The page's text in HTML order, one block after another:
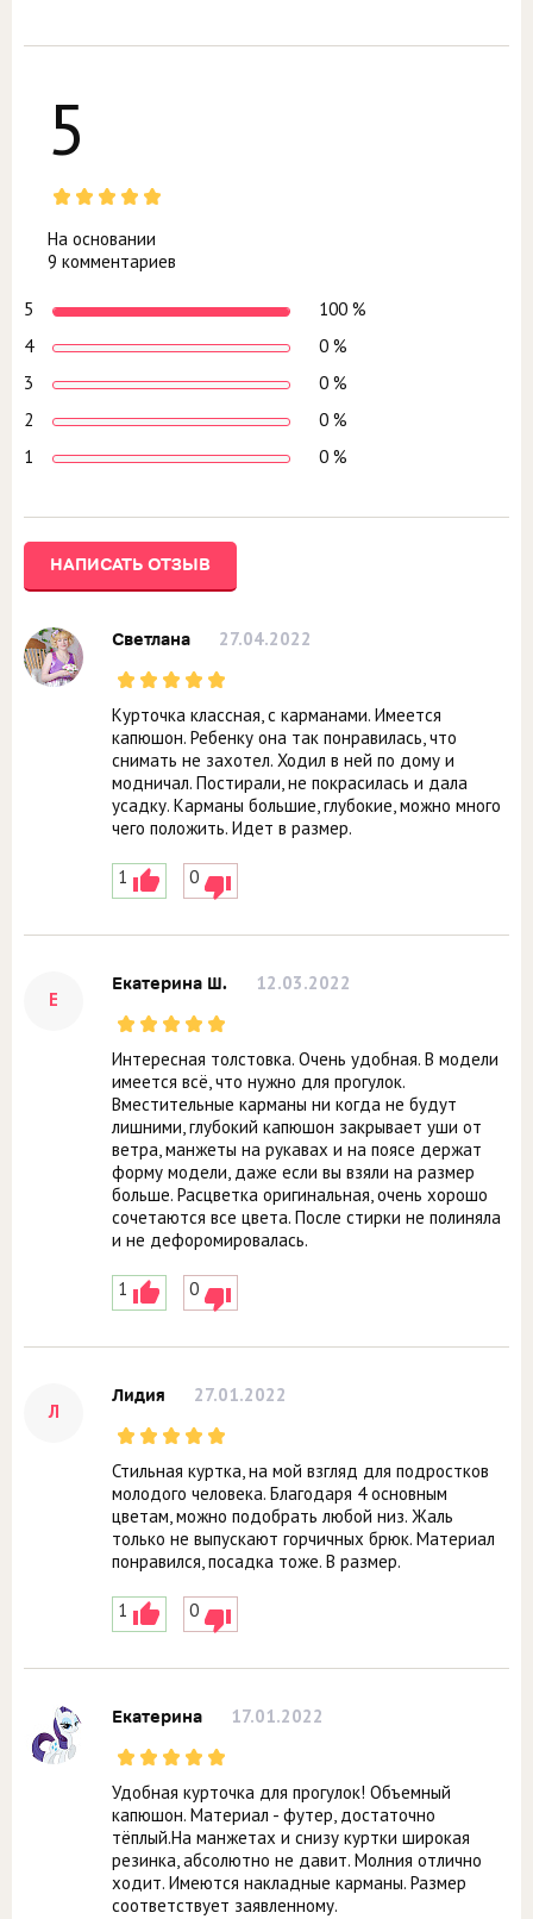
5
На основании
9 комментариев
5
100 %
4
0 %
3
0 %
2
0 %
1
0 %
НАПИСАТЬ ОТЗЫВ
Светлана 27.04.2022
Курточка классная, с карманами. Имеется
капюшон. Ребенку она так понравилась, что
снимать не захотел. Ходил в ней по дому и
модничал. Постирали, не покрасилась и дала
усадку. Карманы большие, глубокие, можно много
чего положить. Идет в размер.
1 0
Е
Екатерина Ш. 12.03.2022
Интересная толстовка. Очень удобная. В модели
имеется всё, что нужно для прогулок.
Вместительные карманы ни когда не будут
лишними, глубокий капюшон закрывает уши от
ветра, манжеты на рукавах и на поясе держат
форму модели, даже если вы взяли на размер
больше. Расцветка оригинальная, очень хорошо
сочетаются все цвета. После стирки не полиняла
и не дефоромировалась.
1 0
Л
Лидия 27.01.2022
Стильная куртка, на мой взгляд для подростков
молодого человека. Благодаря 4 основным
цветам, можно подобрать любой низ. Жаль
только не выпускают горчичных брюк. Материал
понравился, посадка тоже. В размер.
1 0
Екатерина 17.01.2022
Удобная курточка для прогулок! Объемный
капюшон. Материал - футер, достаточно
тёплый.На манжетах и снизу куртки широкая
резинка, абсолютно не давит. Молния отлично
ходит. Имеются накладные карманы. Размер
соответствует заявленному.